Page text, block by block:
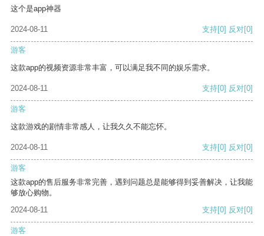
这个是app神器
2024-08-11 支持[0] 反对[0]
游客
这款app的视频资源非常丰富，可以满足我不同的娱乐需求。
2024-08-11 支持[0] 反对[0]
游客
这款游戏的剧情非常感人，让我久久不能忘怀。
2024-08-11 支持[0] 反对[0]
游客
这款app的售后服务非常完善，遇到问题总是能够得到妥善解决，让我能
够放心购物。
2024-08-11
支持[0] 反对[0]
游客